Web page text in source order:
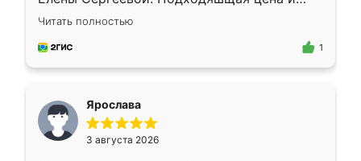
короткие сроки изготовления. Приехавший
для замера сотрудник Владислав
предложил по моему эскизу самый
Читать полностью
1
Ярослава
3 августа 2026